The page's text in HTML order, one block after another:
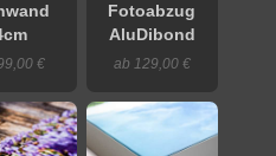
€
Fotoabzug
AluDibond
ab 129,00 €